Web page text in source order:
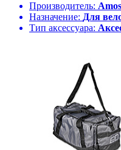
Производитель: Amos
Назначение: Для
Тип аксессуара: